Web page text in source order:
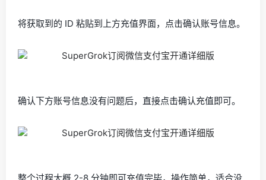
将获取到的 ID 粘贴到上方充值界面，点击确认账号信息。
确认下方账号信息没有问题后，直接点击确认充值即可。